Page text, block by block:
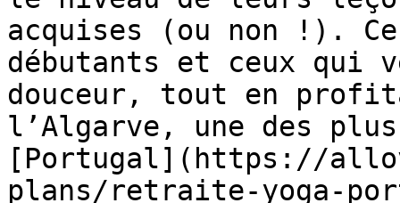
acquises (ou non !).
débutants et ceux qui
douceur, tout en
l’Algarve, une des
[Portugal](https://
plans/retraite-yoga-